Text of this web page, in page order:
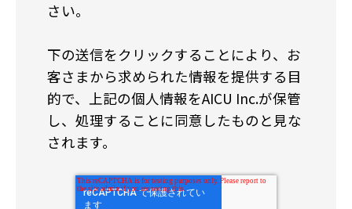
さい。
下の送信をクリックすることにより、お
客さまから求められた情報を提供する目
的で、上記の個人情報をAICU Inc.が保管
し、処理することに同意したものと見な
されます。